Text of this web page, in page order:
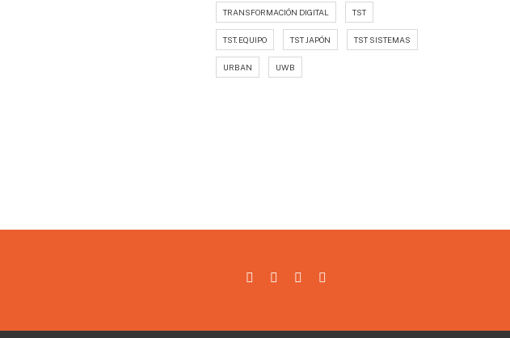
TRANSFORMACIÓN DIGITAL TST
TST. EQUIPO TST JAPÓN TST SISTEMAS
URBAN UWB